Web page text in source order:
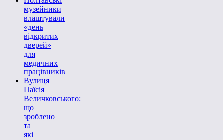
музейники
влаштували
«день
відкритих
дверей»
для
медичних
працівників
Вулиця
Паїсія
Величковського:
що
зроблено
та
які